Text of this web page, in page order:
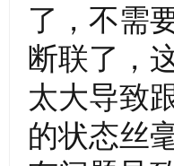
了，不需
断联了，
太大导致
的状态丝